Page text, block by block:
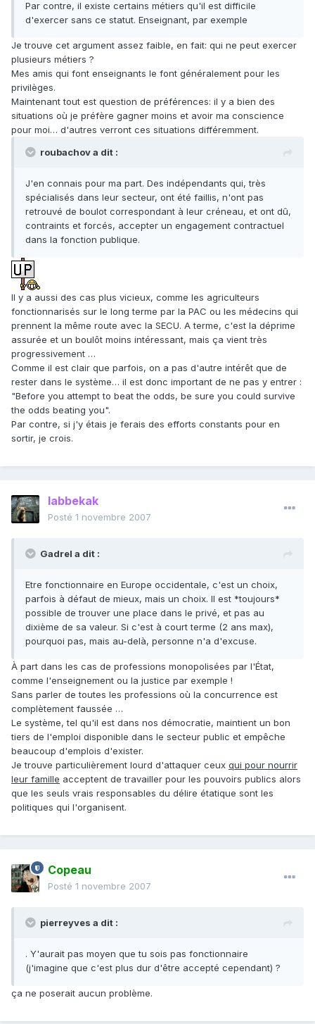
Par contre, il existe certains métiers qu'il est difficile
d'exercer sans ce statut. Enseignant, par exemple
Je trouve cet argument assez faible, en fait: qui ne peut exercer
plusieurs métiers ?
Mes amis qui font enseignants le font généralement pour les
privilèges.
Maintenant tout est question de préférences: il y a bien des
situations où je préfère gagner moins et avoir ma conscience
pour moi… d'autres verront ces situations différemment.
roubachov a dit :
J'en connais pour ma part. Des indépendants qui, très
spécialisés dans leur secteur, ont été faillis, n'ont pas
retrouvé de boulot correspondant à leur créneau, et ont dû,
contraints et forcés, accepter un engagement contractuel
dans la fonction publique.
Il y a aussi des cas plus vicieux, comme les agriculteurs
fonctionnarisés sur le long terme par la PAC ou les médecins qui
prennent la même route avec la SECU. A terme, c'est la déprime
assurée et un boulôt moins intéressant, mais ça vient très
progressivement …
Comme il est clair que parfois, on a pas d'autre intérêt que de
rester dans le système… il est donc important de ne pas y entrer :
"Before you attempt to beat the odds, be sure you could survive
the odds beating you".
Par contre, si j'y étais je ferais des efforts constants pour en
sortir, je crois.
labbekak
Posté 1 novembre 2007
Gadrel a dit :
Etre fonctionnaire en Europe occidentale, c'est un choix,
parfois à défaut de mieux, mais un choix. Il est *toujours*
possible de trouver une place dans le privé, et pas au
dixième de sa valeur. Si c'est à court terme (2 ans max),
pourquoi pas, mais au-delà, personne n'a d'excuse.
À part dans les cas de professions monopolisées par l'État,
comme l'enseignement ou la justice par exemple !
Sans parler de toutes les professions où la concurrence est
complètement faussée …
Le système, tel qu'il est dans nos démocratie, maintient un bon
tiers de l'emploi disponible dans le secteur public et empêche
beaucoup d'emplois d'exister.
Je trouve particulièrement lourd d'attaquer ceux qui pour nourrir
leur famille acceptent de travailler pour les pouvoirs publics alors
que les seuls vrais responsables du délire étatique sont les
politiques qui l'organisent.
Copeau
Posté 1 novembre 2007
pierreyves a dit :
. Y'aurait pas moyen que tu sois pas fonctionnaire
(j'imagine que c'est plus dur d'être accepté cependant) ?
ça ne poserait aucun problème.